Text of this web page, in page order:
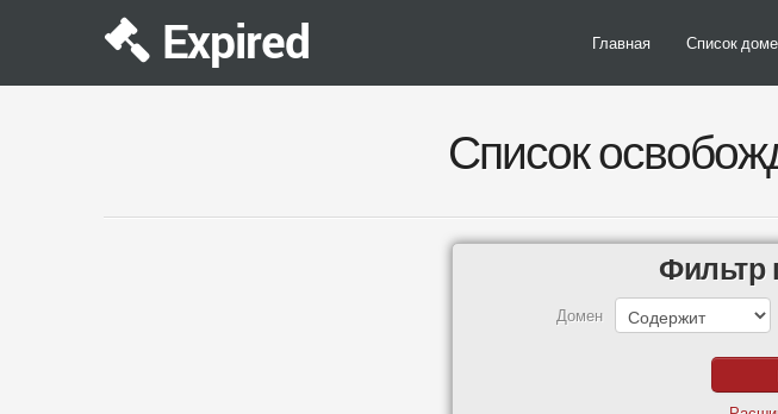
Expired Главная Список
Список
Фильтр
Домен